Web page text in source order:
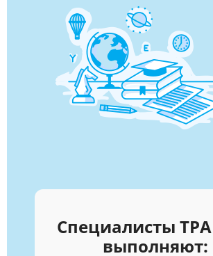
Специалисты
выполняют: